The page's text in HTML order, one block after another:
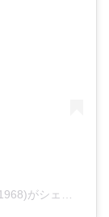
アスカカンパニー株式会社(@askacompany.1968)がシェアした投稿